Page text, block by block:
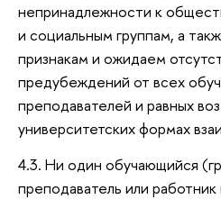
непринадлежности к
и социальным группам, а
признакам и ожидаем
предубеждений от всех
преподавателей и равных
университетских формах
4.3. Ни один обучающийся
преподаватель или